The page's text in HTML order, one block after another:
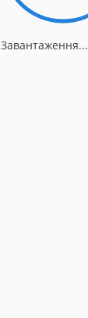
Завантаження...